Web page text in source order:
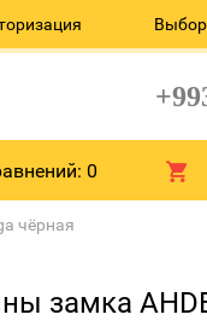
0
чёрная
замка